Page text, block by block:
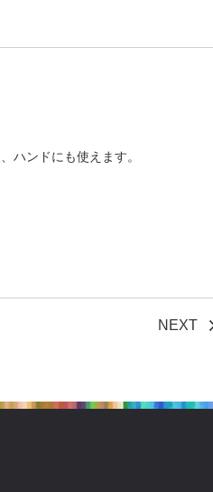
ハンドにも使えます。
NEXT